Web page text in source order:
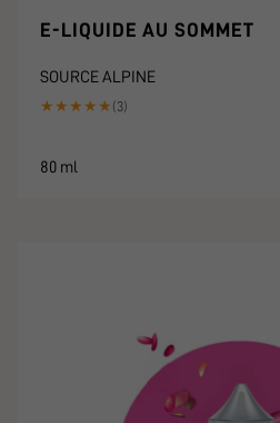
E-LIQUIDE AU SOMMET
SOURCE ALPINE
★ ★ ★ ★ ★ (3)
80 ml